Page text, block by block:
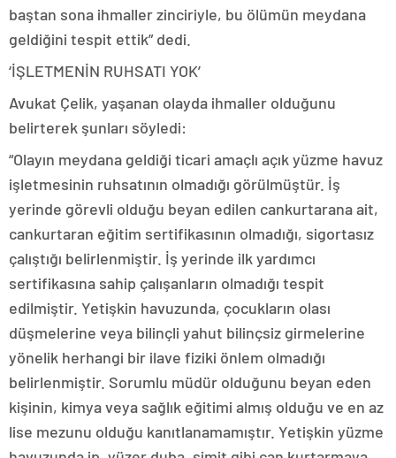
baştan sona ihmaller zinciriyle, bu ölümün meydana
geldiğini tespit ettik” dedi.
‘İŞLETMENİN RUHSATI YOK’
Avukat Çelik, yaşanan olayda ihmaller olduğunu
belirterek şunları söyledi:
“Olayın meydana geldiği ticari amaçlı açık yüzme havuz
işletmesinin ruhsatının olmadığı görülmüştür. İş
yerinde görevli olduğu beyan edilen cankurtarana ait,
cankurtaran eğitim sertifikasının olmadığı, sigortasız
çalıştığı belirlenmiştir. İş yerinde ilk yardımcı
sertifikasına sahip çalışanların olmadığı tespit
edilmiştir. Yetişkin havuzunda, çocukların olası
düşmelerine veya bilinçli yahut bilinçsiz girmelerine
yönelik herhangi bir ilave fiziki önlem olmadığı
belirlenmiştir. Sorumlu müdür olduğunu beyan eden
kişinin, kimya veya sağlık eğitimi almış olduğu ve en az
lise mezunu olduğu kanıtlanamamıştır. Yetişkin yüzme